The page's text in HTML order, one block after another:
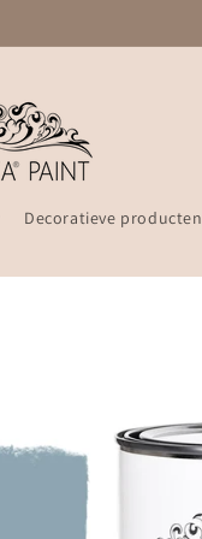
VERZONDEN
Decoratieve producten